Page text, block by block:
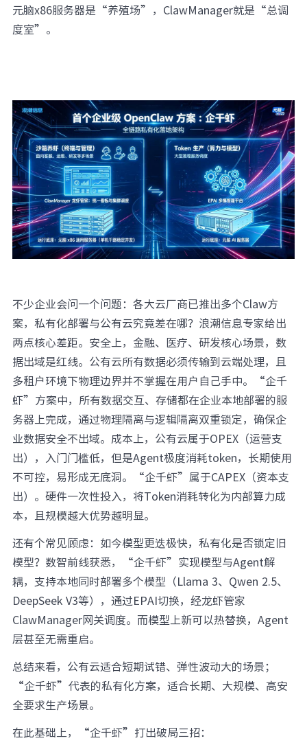
元脑x86服务器是“养殖场”，ClawManager就是“总调
度室”。
不少企业会问一个问题：各大云厂商已推出多个Claw方
案，私有化部署与公有云究竟差在哪？浪潮信息专家给出
两点核心差距。安全上，金融、医疗、研发核心场景，数
据出域是红线。公有云所有数据必须传输到云端处理，且
多租户环境下物理边界并不掌握在用户自己手中。“企千
虾”方案中，所有数据交互、存储都在企业本地部署的服
务器上完成，通过物理隔离与逻辑隔离双重锁定，确保企
业数据安全不出域。成本上，公有云属于OPEX（运营支
出），入门门槛低，但是Agent极度消耗token，长期使用
不可控，易形成无底洞。“企千虾”属于CAPEX（资本支
出）。硬件一次性投入，将Token消耗转化为内部算力成
本，且规模越大优势越明显。
还有个常见顾虑：如今模型更迭极快，私有化是否锁定旧
模型？数智前线获悉，“企千虾”实现模型与Agent解
耦，支持本地同时部署多个模型（Llama 3、Qwen 2.5、
DeepSeek V3等），通过EPAI切换，经龙虾管家
ClawManager网关调度。而模型上新可以热替换，Agent
层甚至无需重启。
总结来看，公有云适合短期试错、弹性波动大的场景；
“企千虾”代表的私有化方案，适合长期、大规模、高安
全要求生产场景。
在此基础上，“企千虾”打出破局三招：